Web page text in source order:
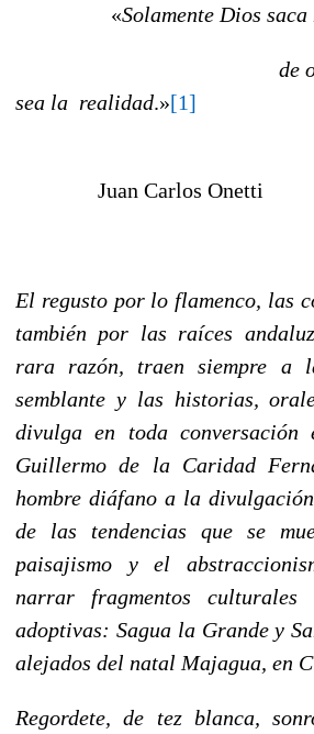
«Solamente Dios
de otro lado
sea la realidad.»[1]
Juan Carlos Onetti
El regusto por lo flamenco, las
también por las raíces
rara razón, traen siempre a
semblante y las historias,
divulga en toda
Guillermo de la Caridad
hombre diáfano a la
de las tendencias que se
paisajismo y el
narrar fragmentos culturales
adoptivas: Sagua la Grandey
alejados del natal Majagua, en
Regordete, de tez blanca,